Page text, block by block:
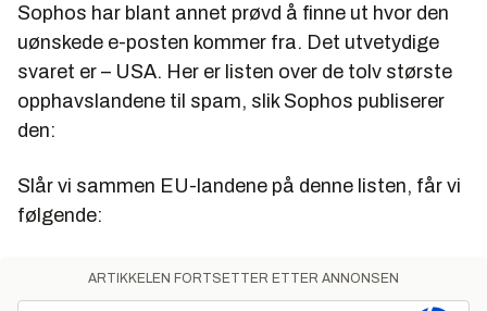
Sophos har blant annet prøvd å finne ut hvor den
uønskede e-posten kommer fra. Det utvetydige
svaret er – USA. Her er listen over de tolv største
opphavslandene til spam, slik Sophos publiserer
den:
Slår vi sammen EU-landene på denne listen, får vi
følgende:
ARTIKKELEN FORTSETTER ETTER ANNONSEN